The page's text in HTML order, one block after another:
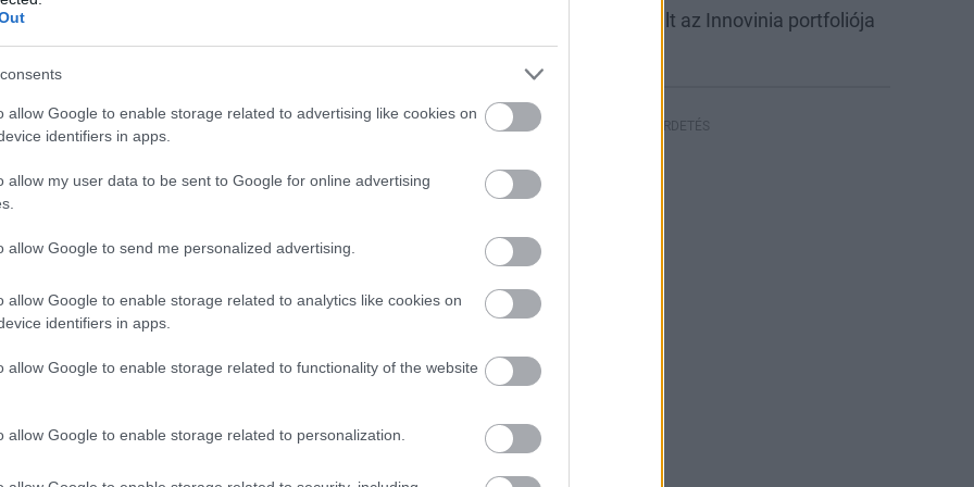
allow Google to enable storage related to advertising like cookies on
identifiers in apps.
allow my user data to be sent to Google for online advertising
allow Google to send me personalized advertising.
allow Google to enable storage related to analytics like cookies on
identifiers in apps.
allow Google to enable storage related to functionality of the website
allow Google to enable storage related to personalization.
fotó a novemberi állapotot tükrözi)
egyszerre adták volna át. A BKV Zrt. M3-as
olvashatóúj ütemezési terv szerint ebben a
március
Újabb csarnokkal bővült az Innovinia portfoliója
Nyíregyházán
HIRDETÉS